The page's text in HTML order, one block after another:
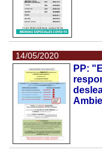
14/05/2020
PP: